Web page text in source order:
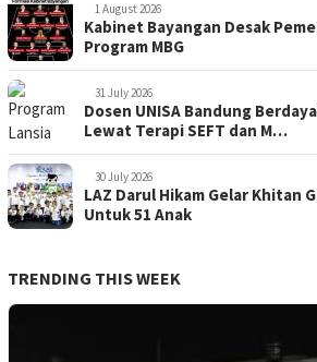
1 August 2026
Kabinet Bayangan Desak
Program MBG
31 July 2026
Dosen UNISA Bandung
Lewat Terapi SEFT dan M…
30 July 2026
LAZ Darul Hikam Gelar Khitan
Untuk 51 Anak
TRENDING THIS WEEK